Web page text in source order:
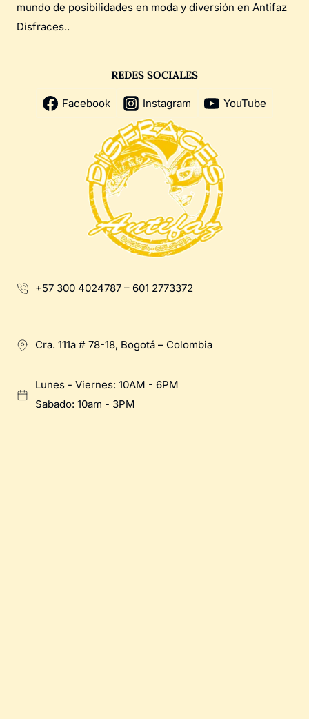
mundo de posibilidades en moda y diversión en Antifaz
Disfraces..
REDES SOCIALES
Facebook Instagram YouTube
+57 300 4024787 – 601 2773372
Cra. 111a # 78-18, Bogotá – Colombia
Lunes - Viernes: 10AM - 6PM
Sabado: 10am - 3PM